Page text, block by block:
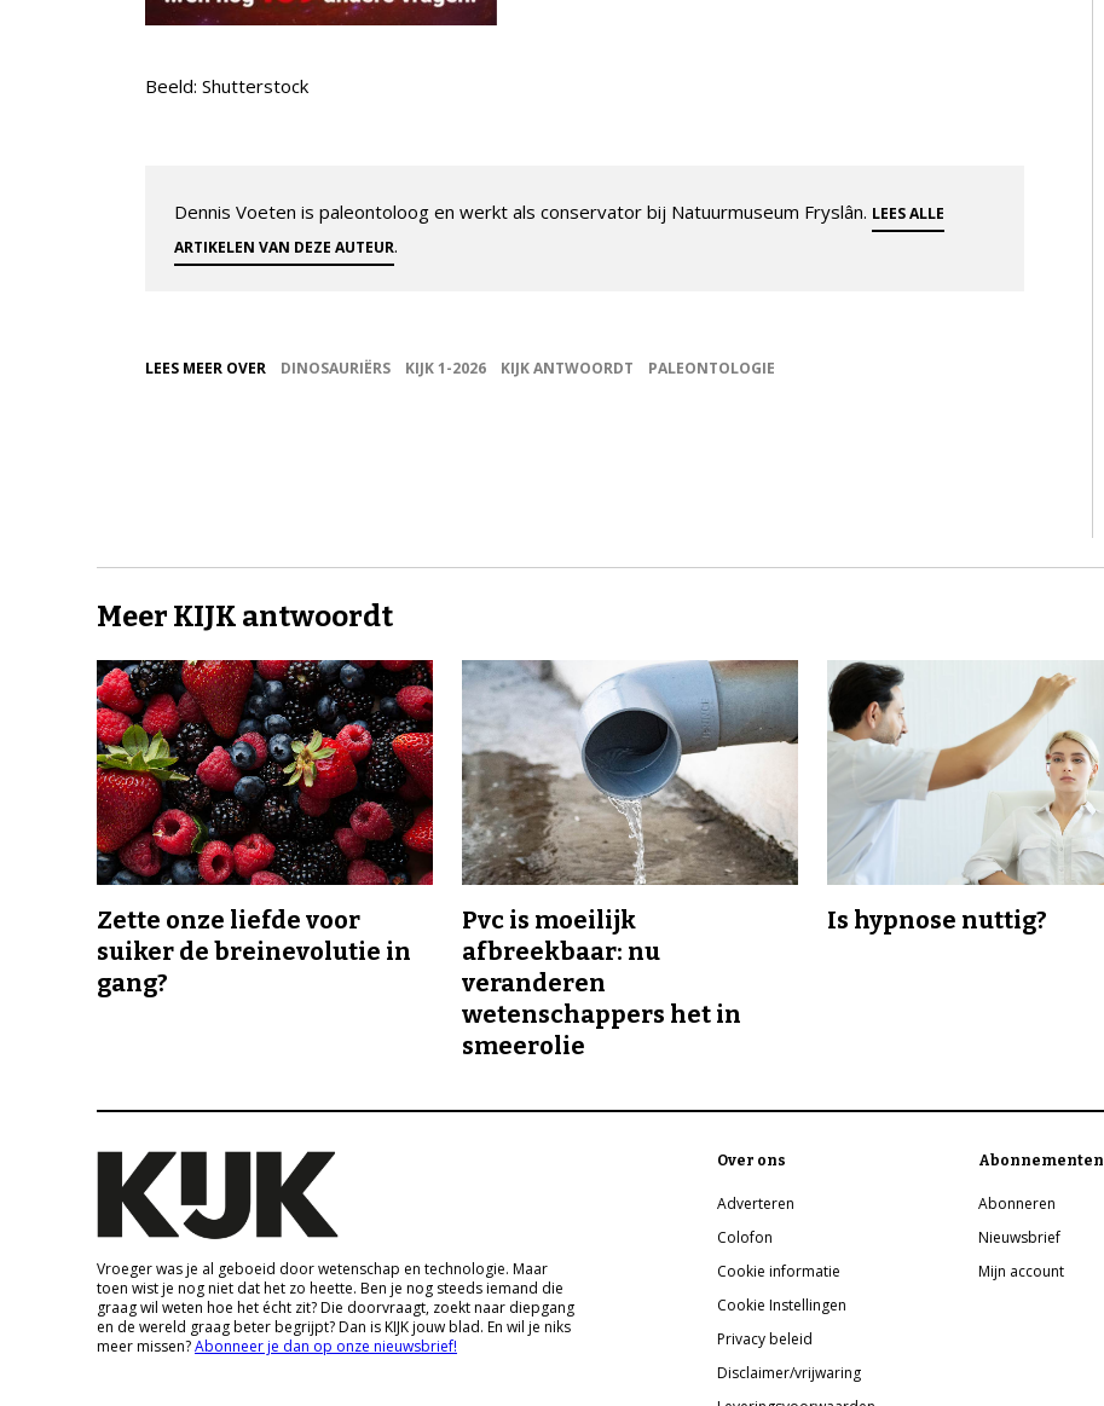
Beeld: Shutterstock
Dennis Voeten is paleontoloog en werkt als conservator bij Natuurmuseum Fryslân. LEES ALLE
ARTIKELEN VAN DEZE AUTEUR.
LEES MEER OVER DINOSAURIËRS KIJK 1-2026 KIJK ANTWOORDT PALEONTOLOGIE
Meer KIJK antwoordt
Zette onze liefde voor
suiker de breinevolutie in
gang?
Pvc is moeilijk
afbreekbaar: nu
veranderen
wetenschappers het in
smeerolie
Is hypnose nuttig?
Vroeger was je al geboeid door wetenschap en technologie. Maar
toen wist je nog niet dat het zo heette. Ben je nog steeds iemand die
graag wil weten hoe het écht zit? Die doorvraagt, zoekt naar diepgang
en de wereld graag beter begrijpt? Dan is KIJK jouw blad. En wil je niks
meer missen?Abonneer je dan op onze nieuwsbrief!
Over ons
Adverteren
Colofon
Cookie informatie
Cookie Instellingen
Privacy beleid
Disclaimer/vrijwaring
Abonnementen
Abonneren
Nieuwsbrief
Mijn account